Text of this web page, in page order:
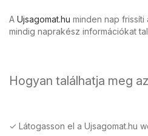
A Ujsagomat.hu minden nap
mindig naprakész információkat
Hogyan találhatja meg
✓ Látogasson el a Ujsagomat.hu